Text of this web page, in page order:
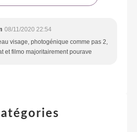
08/11/2020 22:54
visage, photogénique comme pas 2,
et filmo majoritairement pourave